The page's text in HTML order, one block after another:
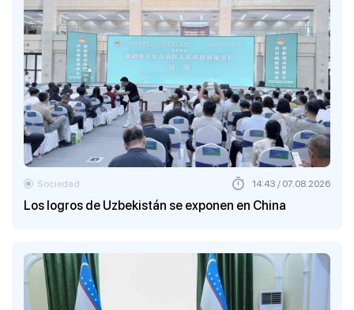
Los logros de Uzbekistán se exponen en China
Sociedad 14:43 / 07.08.2026